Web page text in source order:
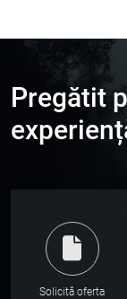
Pregătit
Solicită oferta